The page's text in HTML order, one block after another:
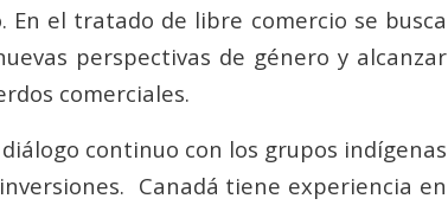
En el tratado de libre comercio se busca
perspectivas de género y alcanzar
comerciales.
continuo con los grupos indígenas
Canadá tiene experiencia en